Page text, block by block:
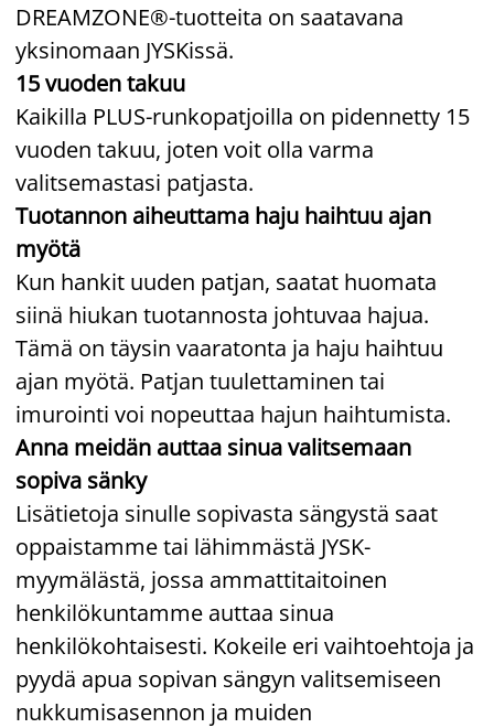
DREAMZONE®-tuotteita on saatavana
yksinomaan JYSKissä.
15 vuoden takuu
Kaikilla PLUS-runkopatjoilla on pidennetty 15
vuoden takuu, joten voit olla varma
valitsemastasi patjasta.
Tuotannon aiheuttama haju haihtuu ajan
myötä
Kun hankit uuden patjan, saatat huomata
siinä hiukan tuotannosta johtuvaa hajua.
Tämä on täysin vaaratonta ja haju haihtuu
ajan myötä. Patjan tuulettaminen tai
imurointi voi nopeuttaa hajun haihtumista.
Anna meidän auttaa sinua valitsemaan
sopiva sänky
Lisätietoja sinulle sopivasta sängystä saat
oppaistamme tai lähimmästä JYSK-
myymälästä, jossa ammattitaitoinen
henkilökuntamme auttaa sinua
henkilökohtaisesti. Kokeile eri vaihtoehtoja ja
pyydä apua sopivan sängyn valitsemiseen
nukkumisasennon ja muiden